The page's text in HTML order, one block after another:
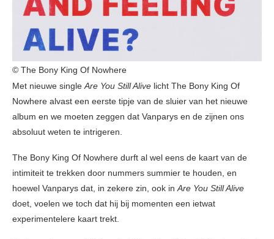
© The Bony King Of Nowhere
Met nieuwe singleAre You Still Alive licht The Bony King Of
Nowhere alvast een eerste tipje van de sluier van het nieuwe
album en we moeten zeggen dat Vanparys en de zijnen ons
absoluut weten te intrigeren.
The Bony King Of Nowhere durft al wel eens de kaart van de
intimiteit te trekken door nummers summier te houden, en
hoewel Vanparys dat, in zekere zin, ook inAre You Still Alive
doet, voelen we toch dat hij bij momenten een ietwat
experimentelere kaart trekt.